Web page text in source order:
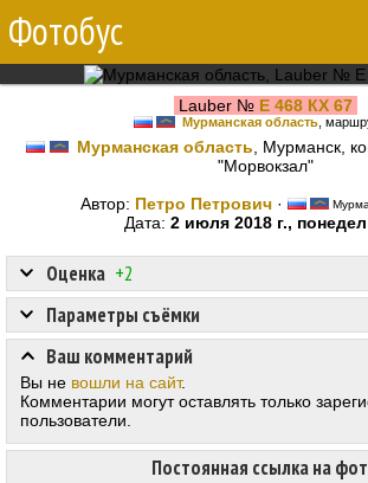
Фотобус
Lauber № Е 468 КХ 67
Мурманская область,
Мурманская область , Мурманск,
"Морвокзал"
Автор: Петро Петрович·
Дата: 2 июля 2018 г.,
Оценка +2
Постоянная ссылка на
Параметры съёмки
Ваш комментарий
Вы не вошли на сайт.
Комментарии могут оставлять только
пользователи.